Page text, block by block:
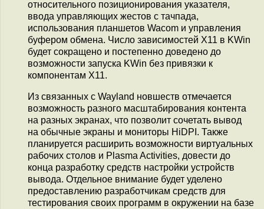
относительного позиционирования указателя,
ввода управляющих жестов с тачпада,
использования планшетов Wacom и управления
буфером обмена. Число зависимостей X11 в KWin
будет сокращено и постепенно доведено до
возможности запуска KWin без привязки к
компонентам X11.
Из связанных с Wayland новшеств отмечается
возможность разного масштабирования контента
на разных экранах, что позволит сочетать вывод
на обычные экраны и мониторы HiDPI. Также
планируется расширить возможности виртуальных
рабочих столов и Plasma Activities, довести до
конца разработку средств настройки устройств
вывода. Отдельное внимание будет уделено
предоставлению разработчикам средств для
тестирования своих программ в окружении на базе